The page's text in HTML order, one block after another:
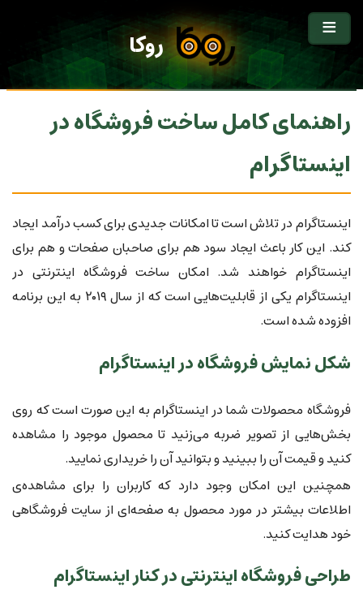
روکا
راهنمای کامل ساخت فروشگاه در
اینستاگرام
اینستاگرام در تلاش است تا امکانات جدیدی برای کسب درآمد ایجاد
کند. این کار باعث ایجاد سود هم برای صاحبان صفحات و هم برای
اینستاگرام خواهند شد. امکان ساخت فروشگاه اینترنتی در
اینستاگرام یکی از قابلیت‌هایی است که از سال ۲۰۱۹ به این برنامه
افزوده شده است.
شکل نمایش فروشگاه در اینستاگرام
فروشگاه محصولات شما در اینستاگرام به این صورت است که روی
بخش‌هایی از تصویر ضربه می‌زنید تا محصول موجود را مشاهده
کنید و قیمت آن را ببینید و بتوانید آن را خریداری نمایید.
همچنین این امکان وجود دارد که کاربران را برای مشاهد‌ه‌ی
اطلاعات بیشتر در مورد محصول به صفحه‌ای از سایت فروشگاهی
خود هدایت کنید.
طراحی فروشگاه اینترنتی در کنار اینستاگرام